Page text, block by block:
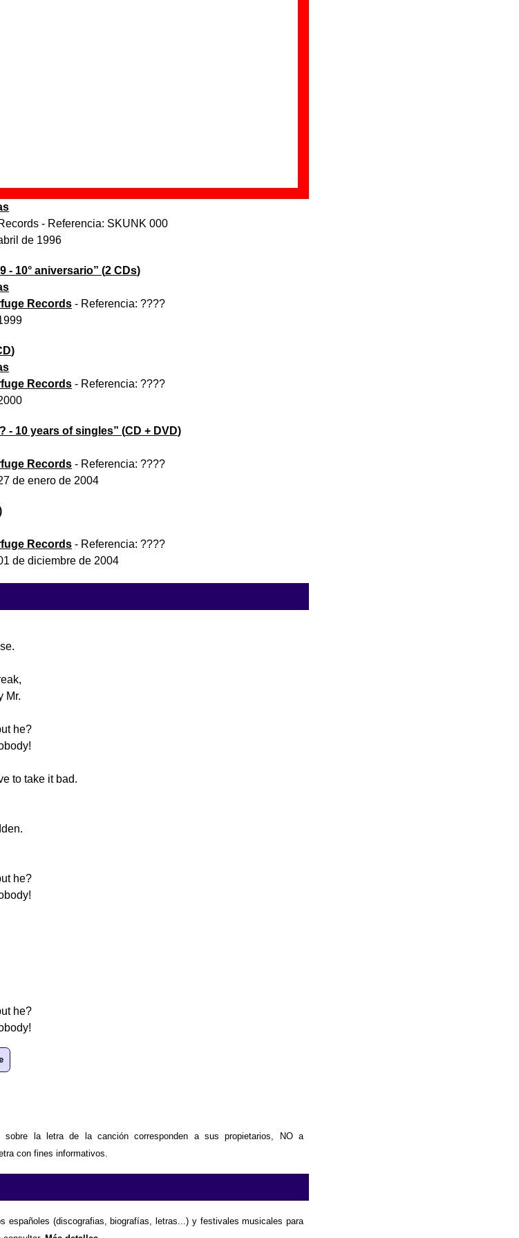
)
- Referencia: SKUNK 000
de 1996
- 10° aniversario” (2 CDs)
Records - Referencia: ????
)
Records - Referencia: ????
- 10 years of singles” (CD + DVD)
Records - Referencia: ????
de enero de 2004
Records - Referencia: ????
de diciembre de 2004
Mr.
he?
to take it bad.
he?
he?
sobre la letra de la canción corresponden a sus propietarios, NO a
con fines informativos.
españoles (discografias, biografías, letras...) y festivales musicales para